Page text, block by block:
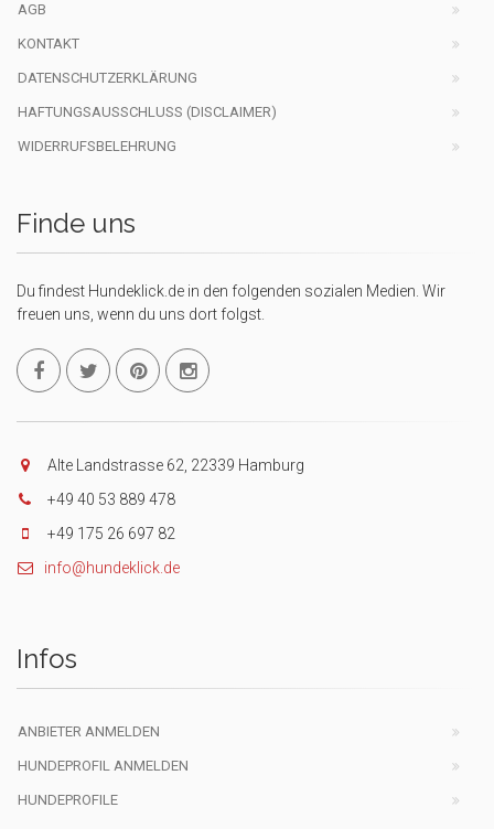
AGB
KONTAKT
DATENSCHUTZERKLÄRUNG
HAFTUNGSAUSSCHLUSS (DISCLAIMER)
WIDERRUFSBELEHRUNG
Finde uns
Du findest Hundeklick.de in den folgenden sozialen Medien. Wir
freuen uns, wenn du uns dort folgst.
Alte Landstrasse 62, 22339 Hamburg
+49 40 53 889 478
+49 175 26 697 82
info@hundeklick.de
Infos
ANBIETER ANMELDEN
HUNDEPROFIL ANMELDEN
HUNDEPROFILE